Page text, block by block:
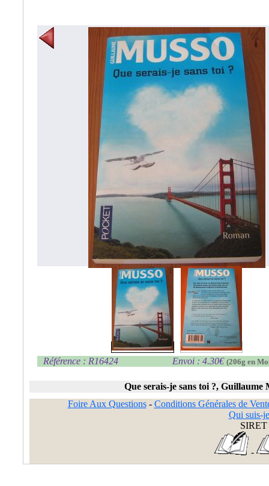
Référence : R16424 Envoi : 4.30€ (206g en
Que serais-je sans toi ?, Guillaume
Foire Aux Questions- Conditions Générales de
Qui suis-
SIRET
-